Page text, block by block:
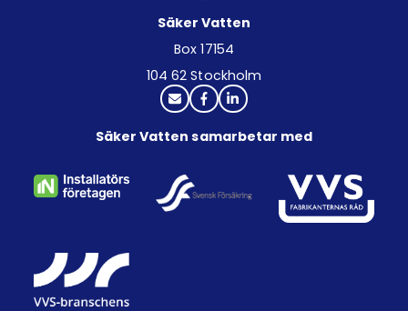
Säker Vatten
Box 17154
104 62 Stockholm
Säker Vatten samarbetar med